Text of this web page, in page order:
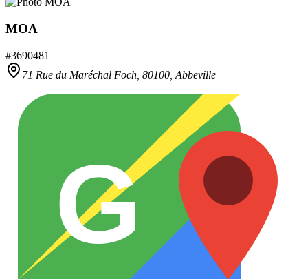
MOA
#3690481
71 Rue du Maréchal Foch, 80100 Abbeville
G